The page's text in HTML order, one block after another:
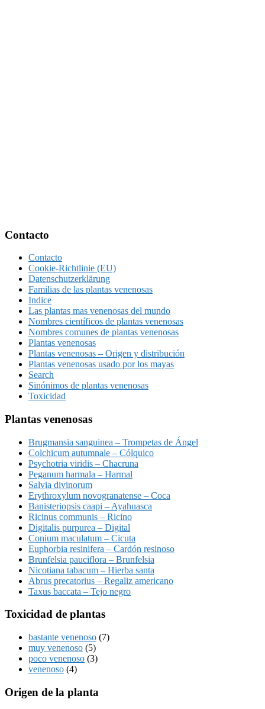
Footer
Contacto
Contacto
Cookie-Richtlinie (EU)
Datenschutzerklärung
Familias de las plantas venenosas
Indice
Las plantas mas venenosas del mundo
Nombres científicos de plantas venenosas
Nombres comunes de plantas venenosas
Plantas venenosas
Plantas venenosas – Origen y distribución
Plantas venenosas usado por los mayas
Search
Sinónimos de plantas venenosas
Toxicidad
Plantas venenosas
Brugmansia sanguinea – Trompetas de Ángel
Colchicum autumnale – Cólquico
Psychotria viridis – Chacruna
Peganum harmala – Harmal
Salvia divinorum
Erythroxylum novogranatense – Coca
Banisteriopsis caapi – Ayahuasca
Ricinus communis – Ricino
Digitalis purpurea – Digital
Conium maculatum – Cicuta
Euphorbia resinifera – Cardón resinoso
Brunfelsia pauciflora – Brunfelsia
Nicotiana tabacum – Hierba santa
Abrus precatorius – Regaliz americano
Taxus baccata – Tejo negro
Toxicidad de plantas
bastante venenoso (7)
muy venenoso (5)
poco venenoso (3)
venenoso (4)
Origen de la planta